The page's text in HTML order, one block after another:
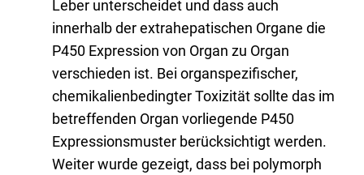
Leber unterscheidet und dass auch
innerhalb der extrahepatischen Organe die
P450 Expression von Organ zu Organ
verschieden ist. Bei organspezifischer,
chemikalienbedingter Toxizität sollte das im
betreffenden Organ vorliegende P450
Expressionsmuster berücksichtigt werden.
Weiter wurde gezeigt, dass bei polymorph